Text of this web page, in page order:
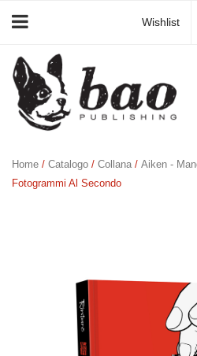
Wishlist
Home / Catalogo / Collana / Aiken -
Fotogrammi Al Secondo